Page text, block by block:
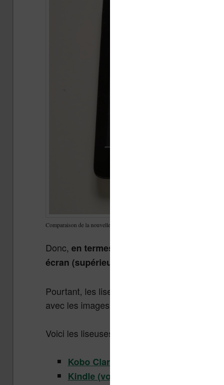
Comparaison de la nouvelle Kindle Paperwhite 7 pouces (droite) avec la
Donc, en termes d’affichage pur et
écran (supérieur à 6 pouces) vont
Pourtant, les liseuses 6 pouces avec écran
avec les images et les textes.
Voici les liseuses 6 pouces et HD (haute
Kobo Clara BW
Kindle (voir le test)